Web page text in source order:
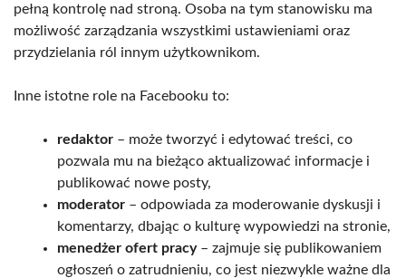
pełną kontrolę nad stroną. Osoba na tym stanowisku ma
możliwość zarządzania wszystkimi ustawieniami oraz
przydzielania ról innym użytkownikom.
Inne istotne role na Facebooku to:
redaktor – może tworzyć i edytować treści, co
pozwala mu na bieżąco aktualizować informacje i
publikować nowe posty,
moderator – odpowiada za moderowanie dyskusji i
komentarzy, dbając o kulturę wypowiedzi na stronie,
menedżer ofert pracy– zajmuje się publikowaniem
ogłoszeń o zatrudnieniu, co jest niezwykle ważne dla